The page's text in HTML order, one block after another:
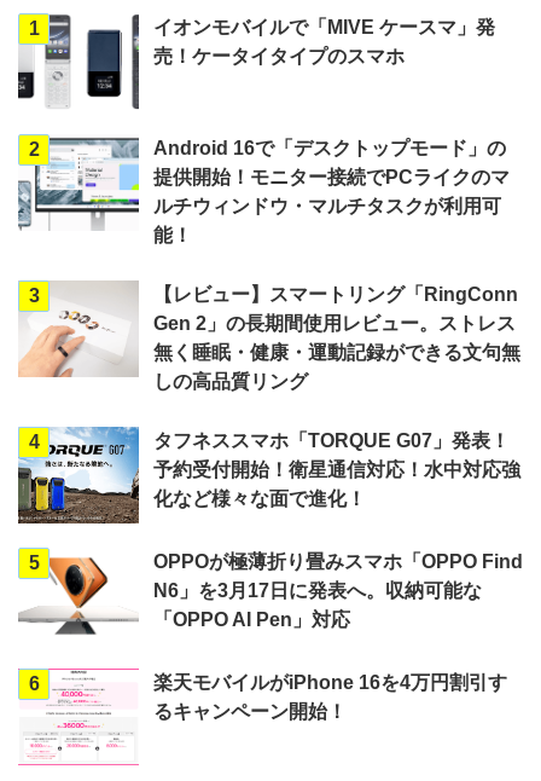
1
イオンモバイルで「MIVE ケースマ」発
売！ケータイタイプのスマホ
2
Android 16で「デスクトップモード」の
提供開始！モニター接続でPCライクのマ
ルチウィンドウ・マルチタスクが利用可
能！
3
【レビュー】スマートリング「RingConn
Gen 2」の長期間使用レビュー。ストレス
無く睡眠・健康・運動記録ができる文句無
しの高品質リング
4
タフネススマホ「TORQUE G07」発表！
予約受付開始！衛星通信対応！水中対応強
化など様々な面で進化！
5
OPPOが極薄折り畳みスマホ「OPPO Find
N6」を3月17日に発表へ。収納可能な
「OPPO AI Pen」対応
6
楽天モバイルがiPhone 16を4万円割引す
るキャンペーン開始！